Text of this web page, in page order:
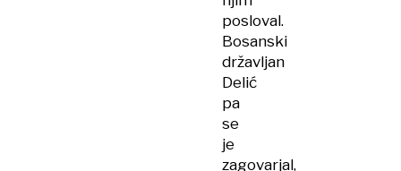
posloval.
Bosanski
državljan
Delić
pa
se
je
zagovarjal,